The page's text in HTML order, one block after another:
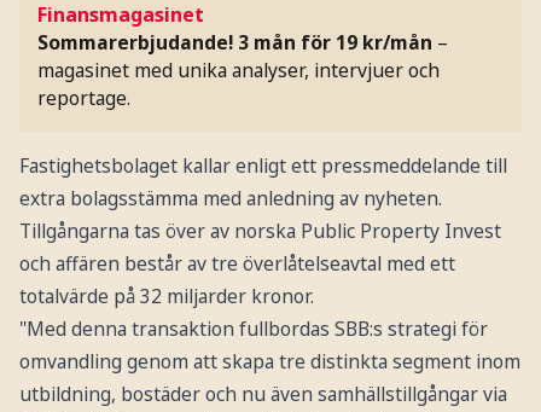
Finansmagasinet
Sommarerbjudande! 3 mån för 19 kr/mån –
magasinet med unika analyser, intervjuer och
reportage.
Fastighetsbolaget kallar enligt ett pressmeddelande till
extra bolagsstämma med anledning av nyheten.
Tillgångarna tas över av norska Public Property Invest
och affären består av tre överlåtelseavtal med ett
totalvärde på 32 miljarder kronor.
"Med denna transaktion fullbordas SBB:s strategi för
omvandling genom att skapa tre distinkta segment inom
utbildning, bostäder och nu även samhällstillgångar via